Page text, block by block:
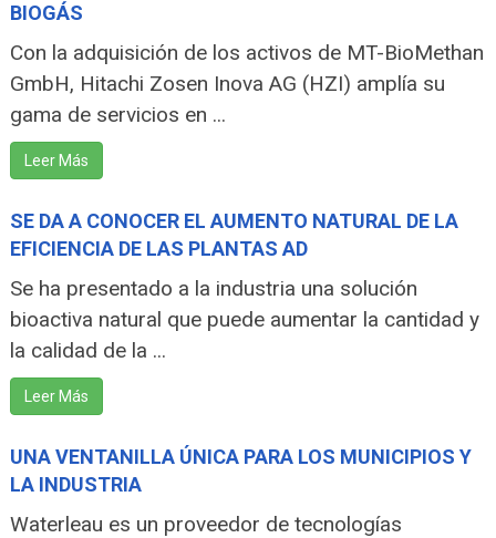
BIOGÁS
Con la adquisición de los activos de MT-BioMethan
GmbH, Hitachi Zosen Inova AG (HZI) amplía su
gama de servicios en ...
Leer Más
SE DA A CONOCER EL AUMENTO NATURAL DE LA
EFICIENCIA DE LAS PLANTAS AD
Se ha presentado a la industria una solución
bioactiva natural que puede aumentar la cantidad y
la calidad de la ...
Leer Más
UNA VENTANILLA ÚNICA PARA LOS MUNICIPIOS Y
LA INDUSTRIA
Waterleau es un proveedor de tecnologías